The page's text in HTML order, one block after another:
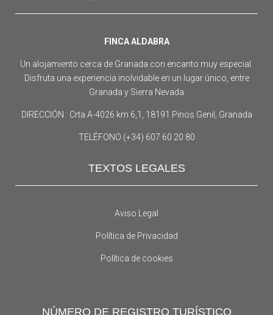
FINCA ALDABRA
Un alojamiento cerca de Granada con encanto muy especial.
Disfruta una experiencia inolvidable en un lugar único, entre
Granada y Sierra Nevada
DIRECCIÓN : Crta A-4026 km 6,1, 18191 Pinos Genil, Granada
TELÉFONO (+34) 607 60 20 80
TEXTOS LEGALES
Aviso Legal
Política de Privacidad
Política de cookies
NÚMERO DE REGISTRO TURÍSTICO